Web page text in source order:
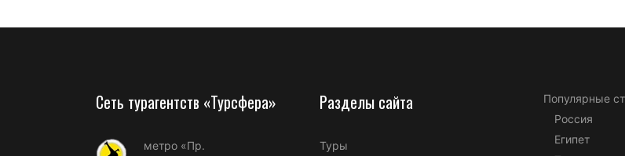
Сеть турагентств «Турсфера»
метро «Пр.
Разделы сайта
Туры
Популярные
Россия
Египет